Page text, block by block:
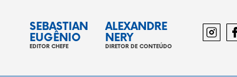
SEBASTIAN
EUGÊNIO
EDITOR CHEFE
ALEXANDRE
NERY
DIRETOR DE CONTEÚDO